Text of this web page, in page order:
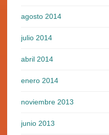
agosto 2014
julio 2014
abril 2014
enero 2014
noviembre 2013
junio 2013